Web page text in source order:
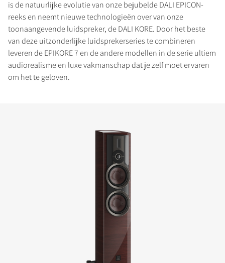
is de natuurlijke evolutie van onze bejubelde DALI EPICON-
reeks en neemt nieuwe technologieën over van onze
toonaangevende luidspreker, de DALI KORE. Door het beste
van deze uitzonderlijke luidsprekerseries te combineren
leveren de EPIKORE 7 en de andere modellen in de serie ultiem
audiorealisme en luxe vakmanschap dat je zelf moet ervaren
om het te geloven.